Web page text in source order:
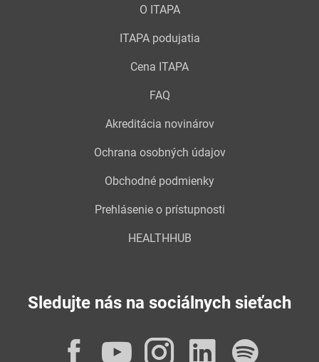
O ITAPA
ITAPA podujatia
Cena ITAPA
FAQ
Akreditácia novinárov
Ochrana osobných údajov
Obchodné podmienky
Prehlásenie o prístupnosti
HEALTHHUB
Sledujte nás na sociálnych sieťach
Facebook
YouTube
Instagram